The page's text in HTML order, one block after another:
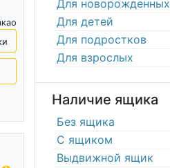
Для новорожденных
Для детей
Для подростков
Для взрослых
Наличие ящика
Без ящика
С ящиком
Выдвижной ящик